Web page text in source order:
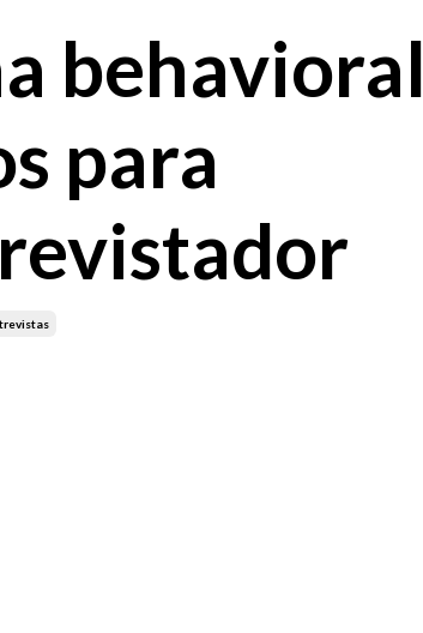
behavioral
para